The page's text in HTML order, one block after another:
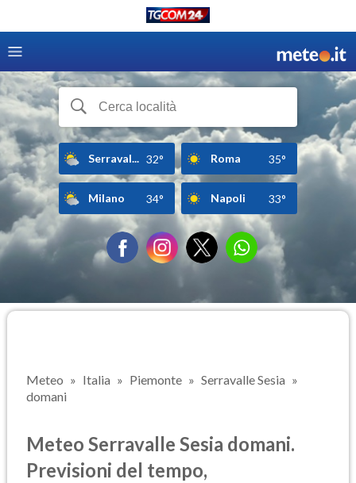
Serraval... 32° Roma 35°
Milano 34° Napoli 33°
Meteo Italia Piemonte
Serravalle Sesia
domani
Meteo Serravalle Sesia domani.
Previsioni del tempo,